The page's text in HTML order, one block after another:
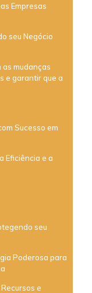
Empresas
seu Negócio
as mudanças
e garantir que a
Sucesso em
Eficiência e a
seu
Poderosa para
e